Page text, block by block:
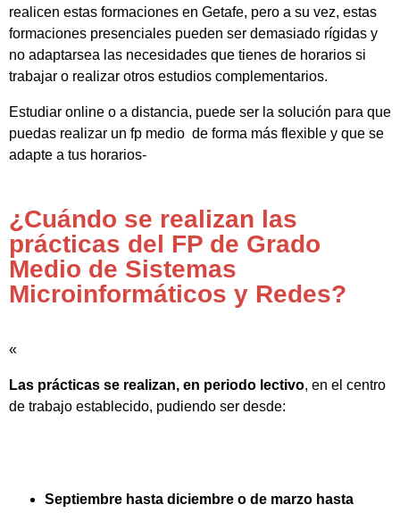
realicen estas formaciones en Getafe, pero a su vez, estas
formaciones presenciales pueden ser demasiado rígidas y
no adaptarsea las necesidades que tienes de horarios si
trabajar o realizar otros estudios complementarios.
Estudiar online o a distancia, puede ser la solución para que
puedas realizar un fp medio de forma más flexible y que se
adapte a tus horarios-
¿Cuándo se realizan las
prácticas del FP de Grado
Medio de Sistemas
Microinformáticos y Redes?
«
Las prácticas se realizan, en periodo lectivo, en el centro
de trabajo establecido, pudiendo ser desde:
Septiembre hasta diciembre o de marzo hasta